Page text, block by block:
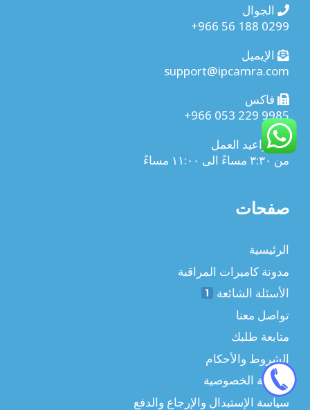
+966 56 188 0299
الإيميل
support@ipcamra.com
+966 053 229 9985
مواعيد العمل
من ٣:٣٠ مساءً الى ١١:٠٠ مساءً
صفحات
الرئيسية
مدونة كاميرات المراقبة
الأسئلة الشائعة
تواصل معنا
متابعة طلبك
الشروط والأحكام
سياسة الخصوصية
سياسة الإستبدال والإرجاع والدفع